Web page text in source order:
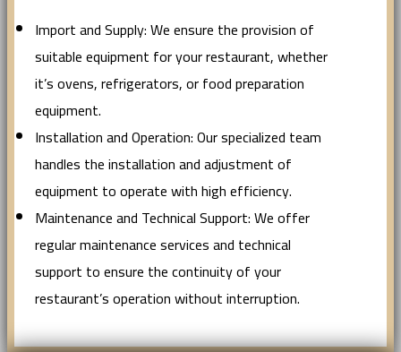
Import and Supply: We ensure the provision of
suitable equipment for your restaurant, whether
it’s ovens, refrigerators, or food preparation
equipment.
Installation and Operation: Our specialized team
handles the installation and adjustment of
equipment to operate with high efficiency.
Maintenance and Technical Support: We offer
regular maintenance services and technical
support to ensure the continuity of your
restaurant’s operation without interruption.